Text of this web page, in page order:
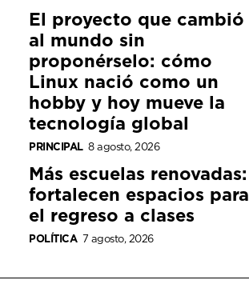
El proyecto que cambió
al mundo sin
proponérselo: cómo
Linux nació como un
hobby y hoy mueve la
tecnología global
PRINCIPAL 8 agosto, 2026
Más escuelas renovadas:
fortalecen espacios para
el regreso a clases
POLÍTICA 7 agosto, 2026